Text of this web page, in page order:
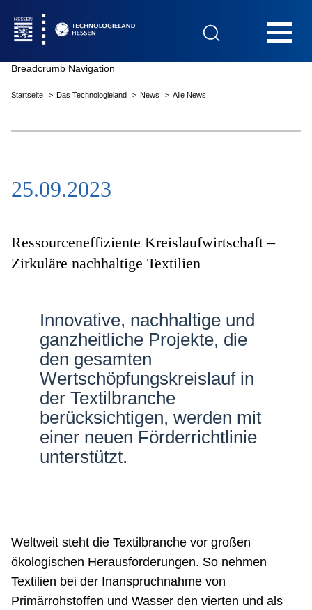
Das Technologieland
Innovationsfelder
Netzwerke
Breadcrumb Navigation
Startseite Das Technologieland News Alle News
25.09.2023
Ressourceneffiziente Kreislaufwirtschaft –
Zirkuläre nachhaltige Textilien
Innovative, nachhaltige und
ganzheitliche Projekte, die
den gesamten
Wertschöpfungskreislauf in
der Textilbranche
berücksichtigen, werden mit
einer neuen Förderrichtlinie
unterstützt.
Weltweit steht die Textilbranche vor großen
ökologischen Herausforderungen. So nehmen
Textilien bei der In­anspruchnahme von
Primärrohstoffen und Wasser den vierten und als